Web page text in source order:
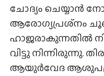
ചോദ്യം ചെയ്യാൻ
ആരോഗ്യപ്രശ്‌നം
ഹാജരാകുന്നതിൽ
വിട്ടു നിന്നിരുന്നു.
ആയുർവേദ